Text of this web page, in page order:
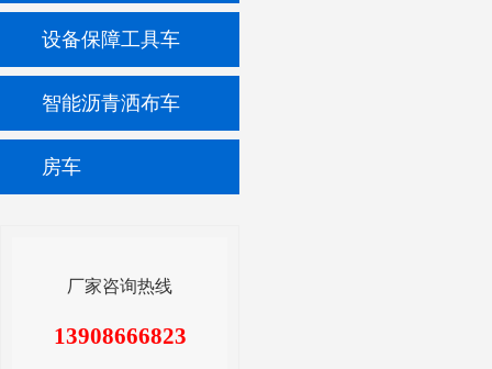
设备保障工具车
智能沥青洒布车
房车
厂家咨询热线
13908666823